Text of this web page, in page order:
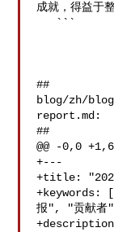
成就，得益于
##
blog/zh/
report.md:
##
@@ -0,0
+---
+title:
+keywords:
报", "贡献者
+description: